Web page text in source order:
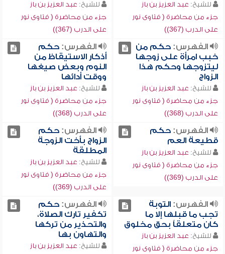
للشيخ: عبد العزيز بن باز
جزء من محاضرة ( فتاوى نور
على الدرب (367))
للشيخ: عبد العزيز بن باز
جزء من محاضرة ( فتاوى نور
على الدرب (367))
الفهرس:حكم من
خبب امرأة على زوجها
ليتزوجها وحكم هذا
الزواج
للشيخ: عبد العزيز بن باز
جزء من محاضرة ( فتاوى نور
على الدرب (368))
الفهرس:حكم
أذكار الاستيقاظ من
النوم وبعض صيغها
ووقت أدائها
للشيخ: عبد العزيز بن باز
جزء من محاضرة ( فتاوى نور
على الدرب (368))
الفهرس:حكم
قطيعة العم
للشيخ: عبد العزيز بن باز
جزء من محاضرة ( فتاوى نور
على الدرب (369))
الفهرس:حكم
الزواج بأخت الزوجة
المطلقة
للشيخ: عبد العزيز بن باز
جزء من محاضرة ( فتاوى نور
على الدرب (369))
الفهرس:التوبة
تجب ما قبلها إلا ما
كان متعلقاً بحق مخلوق
للشيخ: عبد العزيز بن باز
جزء من محاضرة ( فتاوى نور
الفهرس:حكم
تكفير تارك الصلاة،
والتحذير من تركها
والتهاون بها
للشيخ: عبد العزيز بن باز